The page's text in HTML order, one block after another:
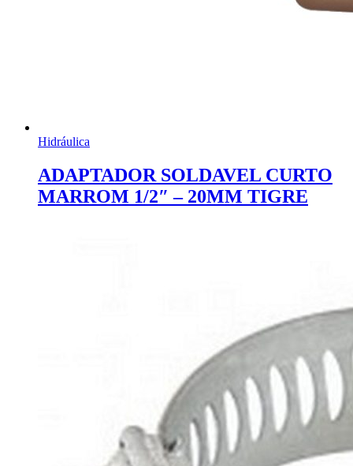
Hidráulica
ADAPTADOR SOLDAVEL CURTO
MARROM 1/2″ – 20MM TIGRE